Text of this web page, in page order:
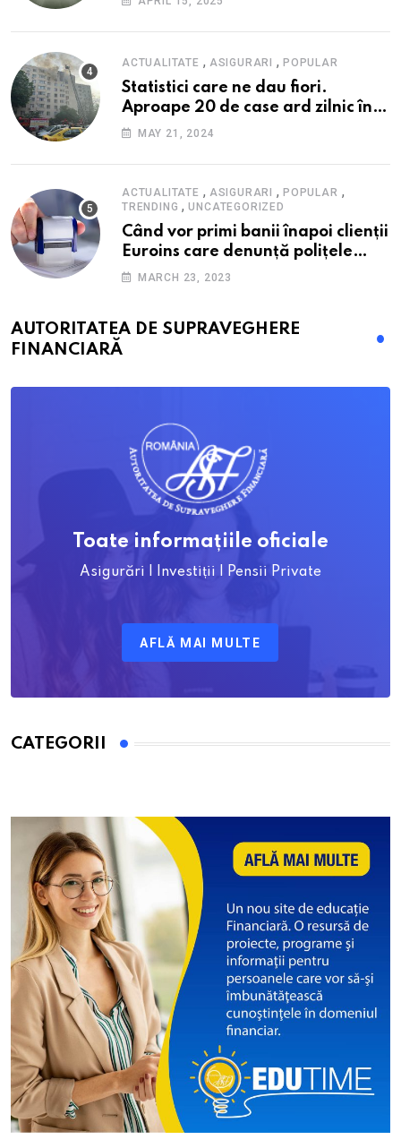
ACTUALITATE , ASIGURARI ,POPULAR
Statistici care ne dau fiori.
Aproape 20 de case ard zilnic în
România, iar pagubele au
nici 40 de lei pe lună
MAY 21, 2024
ACTUALITATE , ASIGURARI ,POPULAR ,
TRENDING ,UNCATEGORIZED
Când vor primi banii înapoi clienții
Euroins care denunță polițele
RCA? Toți pașii și toate termenele
MARCH 23, 2023
AUTORITATEA DE SUPRAVEGHERE
FINANCIARĂ
Toate informațiile oficiale
Asigurări | Investiții | Pensii Private
AFLĂ MAI MULTE
CATEGORII